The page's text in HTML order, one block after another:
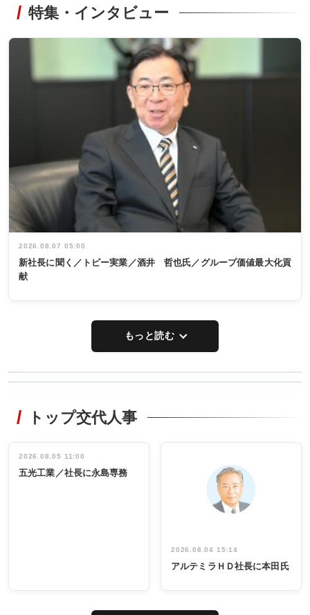
特集・インタビュー
2026.08.07 05:00
新社長に聞く／トピー実業／酒井 哲也氏／グループ価値最大化貢
献
もっと読む
非鉄業界で
インタビュ
ー／社内ア
タックトレー
祝う 業界関
係者ら220人
出席
トップ交代人事
2026.08.05 11:00
五光工業／社長に永島専務
2026.08.04 15:14
アルテミラＨＤ社長に本田氏